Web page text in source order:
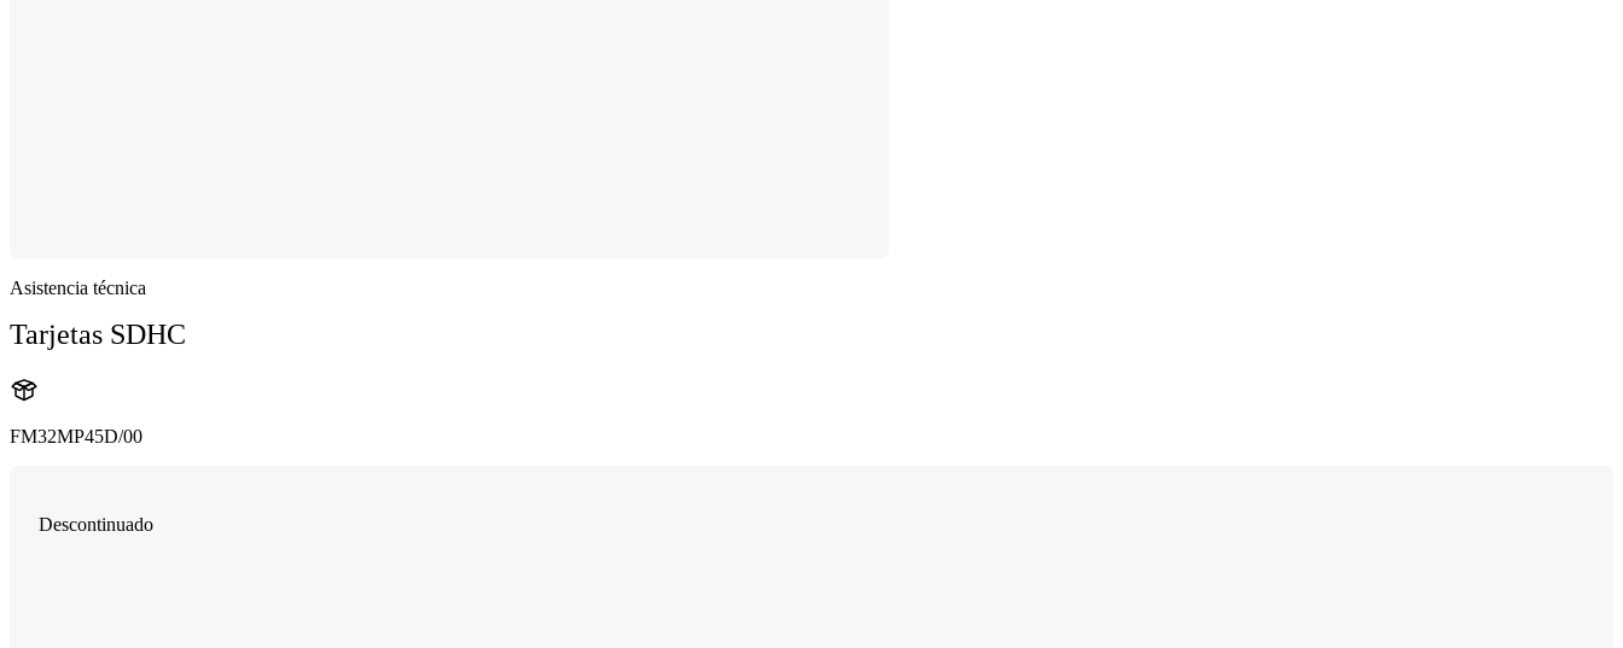
Asistencia técnica
Tarjetas SDHC
FM32MP45D/00
Descontinuado